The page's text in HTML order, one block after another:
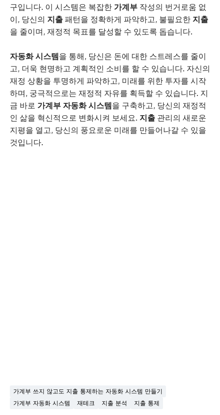
구입니다. 이 시스템은 복잡한 가계부 작성의 번거로움 없
이, 당신의 지출 패턴을 정확하게 파악하고, 불필요한 지출
을 줄이며, 재정적 목표를 달성할 수 있도록 돕습니다.
자동화 시스템을 통해, 당신은 돈에 대한 스트레스를 줄이
고, 더욱 현명하고 계획적인 소비를 할 수 있습니다. 자신의
재정 상황을 투명하게 파악하고, 미래를 위한 투자를 시작
하며, 궁극적으로는 재정적 자유를 획득할 수 있습니다. 지
금 바로 가계부 자동화 시스템을 구축하고, 당신의 재정적
인 삶을 혁신적으로 변화시켜 보세요. 지출 관리의 새로운
지평을 열고, 당신의 풍요로운 미래를 만들어나갈 수 있을
것입니다.
가계부 쓰지 않고도 지출 통제하는 자동화 시스템 만들기
가계부 자동화 시스템
재테크 지출 분석 지출 통제